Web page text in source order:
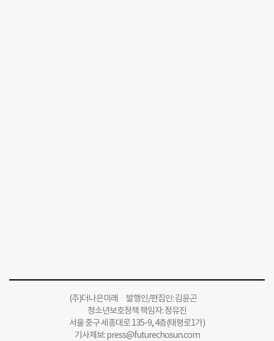
(주)더나은미래 발행인/편집인: 김윤곤
청소년보호정책 책임자: 정유진
서울 중구 세종대로 135-9, 4층(태평로1가)
기사제보:press@futurechosun.com